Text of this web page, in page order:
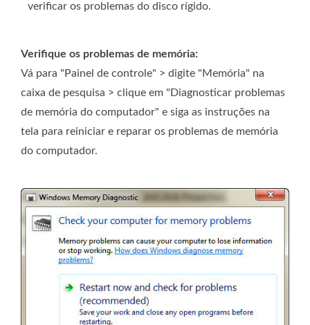
verificar os problemas do disco rígido.
Verifique os problemas de memória:
Vá para "Painel de controle" > digite "Memória" na
caixa de pesquisa > clique em "Diagnosticar problemas
de memória do computador" e siga as instruções na
tela para reiniciar e reparar os problemas de memória
do computador.